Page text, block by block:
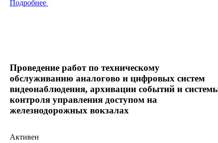
Подробнее
Проведение работ по техническому
обслуживанию аналогово и цифровых систем
видеонаблюдения, архивации событий и
контроля управления доступом на
железнодорожных вокзалах
Активен